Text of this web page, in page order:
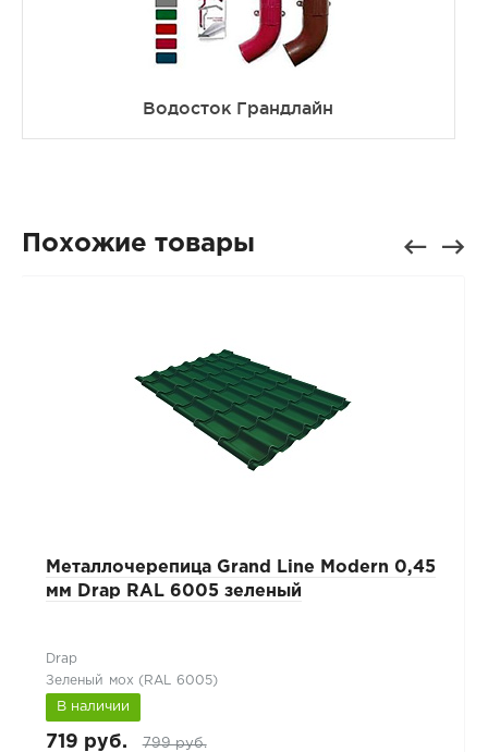
Водосток Грандлайн
Похожие товары
Металлочерепица Grand Line Modern 0,45
мм Drap RAL 6005 зеленый
Drap
Зеленый мох (RAL 6005)
В наличии
719 руб. 799 руб.